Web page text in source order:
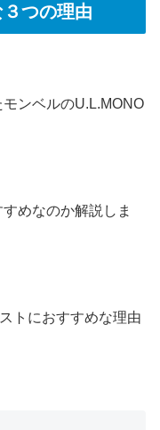
つの理由
ンベルのU.L.MONO
めなのか解説しま
トにおすすめな理由